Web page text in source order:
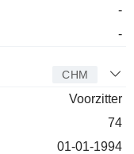
-
-
CHM
Voorzitter
74
01-01-1994